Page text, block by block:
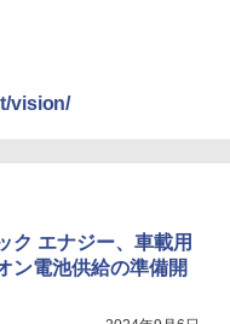
vision/
ク エナジー、車載用
ン電池供給の準備開